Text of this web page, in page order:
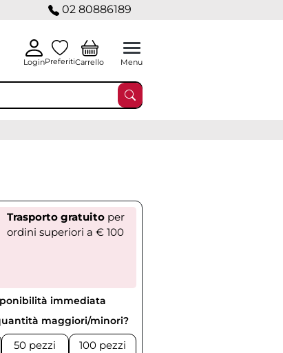
02 80886189
LoginPreferitiCarrello Menu
Trasporto gratuitoper
ordini superiori a € 100
immediata
maggiori/minori?
50 pezzi
100 pezzi